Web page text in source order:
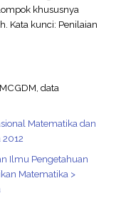
khususnya
Kata kunci: Penilaian
data
Matematika dan
Ilmu Pengetahuan
Matematika >